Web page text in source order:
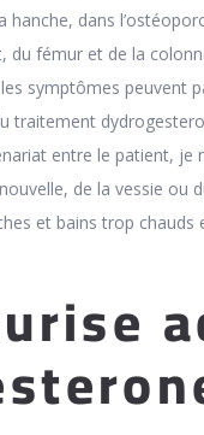
dans
du fémur et de la
symptômes peuvent
traitement
entre le patient,
de la vessie
et bains trop